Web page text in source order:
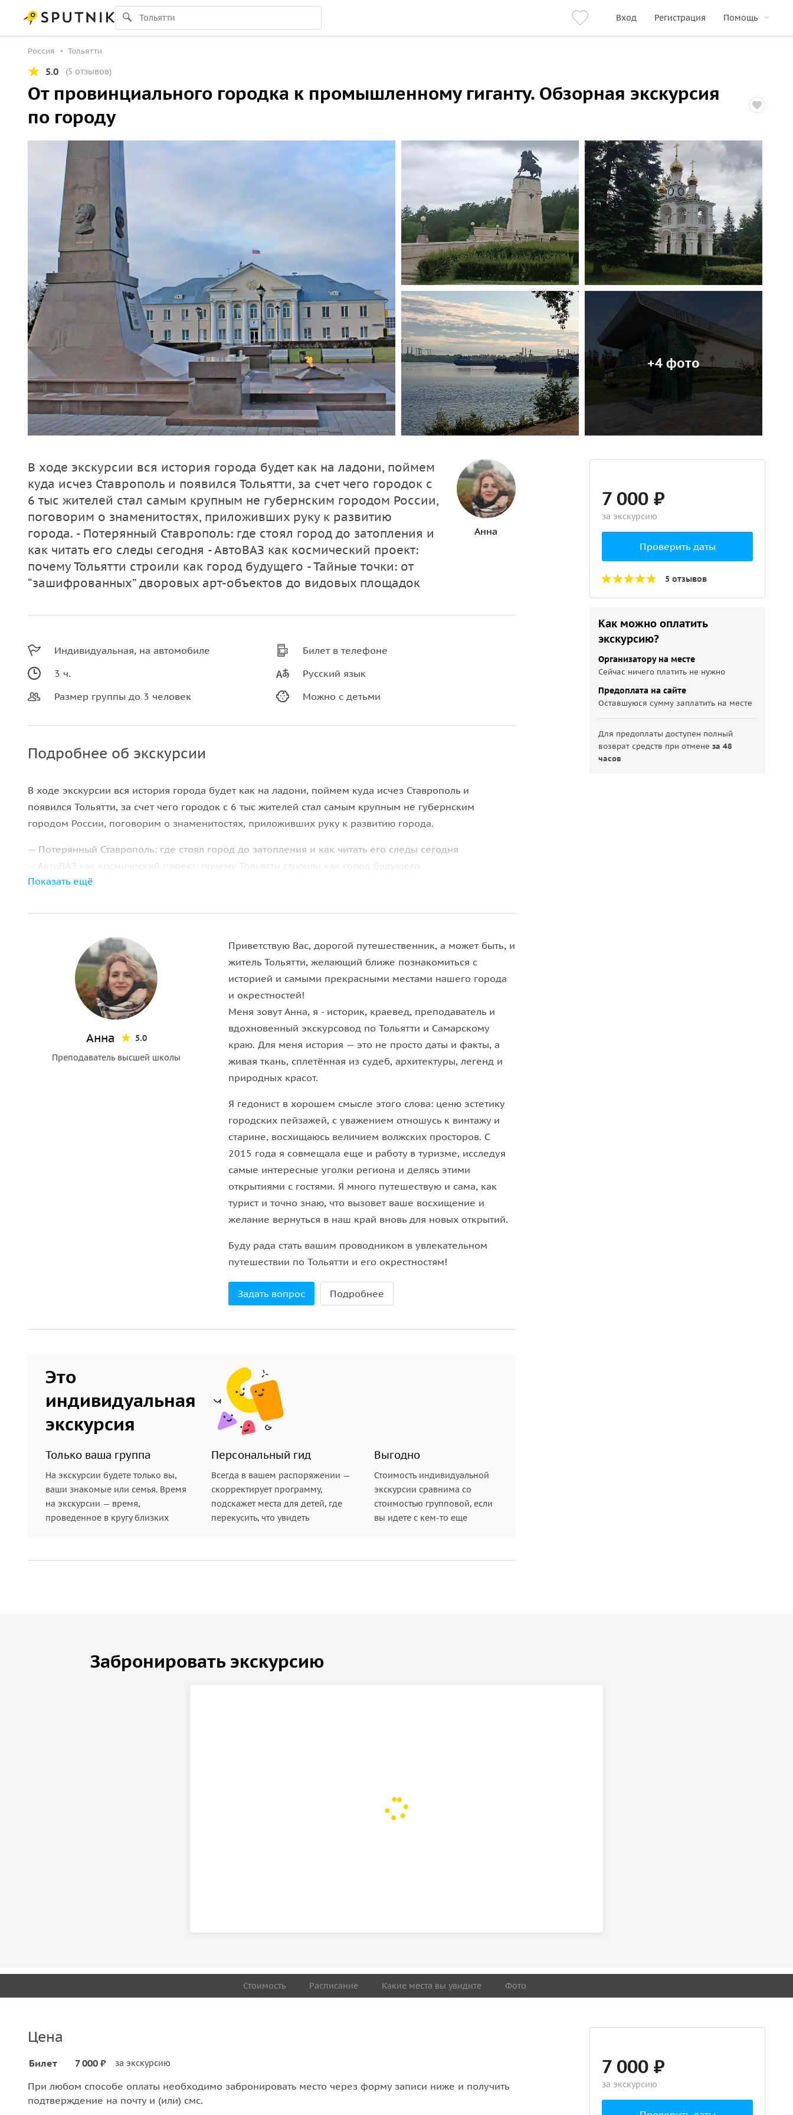
Вход Регистрация Помощь
Россия Тольятти
5.0 (5 отзывов)
От провинциального городка к промышленному гиганту. Обзорная экскурсия
по городу
+4 фото
В ходе экскурсии вся история города будет как на ладони, поймем
куда исчез Ставрополь и появился Тольятти, за счет чего городок с
6 тыс жителей стал самым крупным не губернским городом России,
поговорим о знаменитостях, приложивших руку к развитию
города. - Потерянный Ставрополь: где стоял город до затопления и
как читать его следы сегодня - АвтоВАЗ как космический проект:
почему Тольятти строили как город будущего - Тайные точки: от
“зашифрованных” дворовых арт-объектов до видовых площадок
Анна
Индивидуальная, на автомобиле
3 ч.
Размер группы до 3 человек
Билет в телефоне
Русский язык
Можно с детьми
Подробнее об экскурсии
В ходе экскурсии вся история города будет как на ладони, поймем куда исчез Ставрополь и
появился Тольятти, за счет чего городок с 6 тыс жителей стал самым крупным не губернским
городом России, поговорим о знаменитостях, приложивших руку к развитию города.
— Потерянный Ставрополь: где стоял город до затопления и как читать его следы сегодня
— АвтоВАЗ как космический проект: почему Тольятти строили как город будущего
— Тайные точки: от “зашифрованных” дворовых арт-объектов до видовых площадок
Показать ещё
Анна
5.0
Преподаватель высшей школы
Приветствую Вас, дорогой путешественник, а может быть, и
житель Тольятти, желающий ближе познакомиться с
историей и самыми прекрасными местами нашего города
и окрестностей!
Меня зовут Анна, я - историк, краевед, преподаватель и
вдохновенный экскурсовод по Тольятти и Самарскому
краю. Для меня история — это не просто даты и факты, а
живая ткань, сплетённая из судеб, архитектуры, легенд и
природных красот.
Я гедонист в хорошем смысле этого слова: ценю эстетику
городских пейзажей, с уважением отношусь к винтажу и
старине, восхищаюсь величием волжских просторов. С
2015 года я совмещала еще и работу в туризме, исследуя
самые интересные уголки региона и делясь этими
открытиями с гостями. Я много путешествую и сама, как
турист и точно знаю, что вызовет ваше восхищение и
желание вернуться в наш край вновь для новых открытий.
Буду рада стать вашим проводником в увлекательном
путешествии по Тольятти и его окрестностям!
Задать вопрос Подробнее
Это
индивидуальная
экскурсия
Только ваша группа
На экскурсии будете только вы,
ваши знакомые или семья. Время
на экскурсии — время,
проведенное в кругу близких
Персональный гид
Всегда в вашем распоряжении —
скорректирует программу,
подскажет места для детей, где
перекусить, что увидеть
Выгодно
Стоимость индивидуальной
экскурсии сравнима со
стоимостью групповой, если
вы идете с кем-то еще
7 000 ₽
за экскурсию
Проверить даты
5 отзывов
Как можно оплатить
экскурсию?
Организатору на месте
Сейчас ничего платить не нужно
Предоплата на сайте
Оставшуюся сумму заплатить на месте
Для предоплаты доступен полный
возврат средств при отменеза 48
часов
Забронировать экскурсию
Стоимость Расписание Какие места вы увидите Фото
Цена
Билет 7 000 ₽ за экскурсию
При любом способе оплаты необходимо забронировать место через форму записи ниже и получить
подтверждение на почту и (или) смс.
7 000 ₽
за экскурсию